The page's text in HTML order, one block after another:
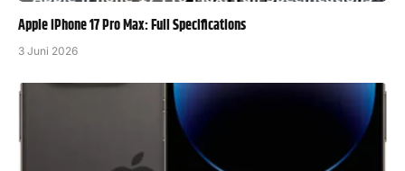
Apple iPhone 17 Pro Max: Full Specifications
3 Juni 2026